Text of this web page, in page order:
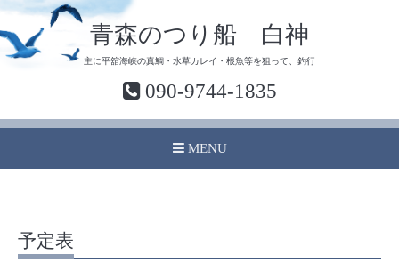
青森のつり船 白神
主に平舘海峡の真鯛・水草カレイ・根魚等を狙って、釣行
090-9744-1835
MENU
予定表